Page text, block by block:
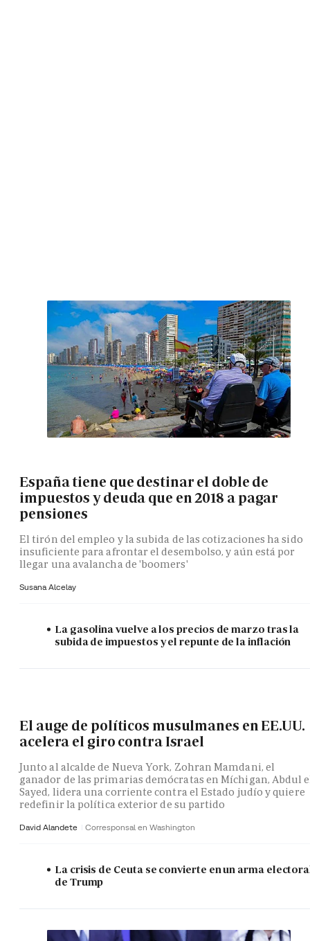
España tiene que destinar el doble de
impuestos y deuda que en 2018 a pagar
pensiones
El tirón del empleo y la subida de las cotizaciones ha sido
insuficiente para afrontar el desembolso, y aún está por
llegar una avalancha de 'boomers'
Susana Alcelay
La gasolina vuelve a los precios de marzo tras la
subida de impuestos y el repunte de la inflación
El auge de políticos musulmanes en EE.UU.
acelera el giro contra Israel
Junto al alcalde de Nueva York, Zohran Mamdani, el
ganador de las primarias demócratas en Míchigan, Abdul
Sayed, lidera una corriente contra el Estado judío y quiere
redefinir la política exterior de su partido
David Alandete Corresponsal en Washington
La crisis de Ceuta se convierte en un arma
de Trump